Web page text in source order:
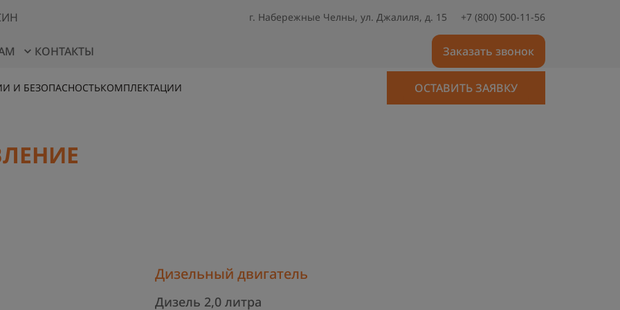
г. Набережные Челны, ул. Джалиля, д. 15 +7 (800) 500-11-56
КОНТАКТЫ Заказать звонок
ST6
И БЕЗОПАСНОСТЬКОМПЛЕКТАЦИИ ОСТАВИТЬ ЗАЯВКУ
И БЕЗОПАСНОСТЬКОМПЛЕКТАЦИИ ОСТАВИТЬ ЗАЯВКУ
Дизельный двигатель
Дизель 2,0 литра